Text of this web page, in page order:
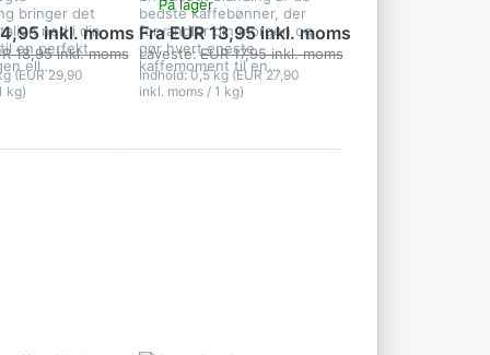
bringer det
ned i din
en perfekt
ell…
inkl. moms
18,95 inkl. moms
(EUR 29,90
kg)
bedste kaffebønner, der
forvandler din morgen og
gør hvert eneste
kaffemoment til en…
På lager
Fra EUR 13,95 inkl. moms
Laveste: EUR 17,95 inkl. moms
Indhold: 0,5 kg (EUR 27,90
inkl. moms / 1 kg)